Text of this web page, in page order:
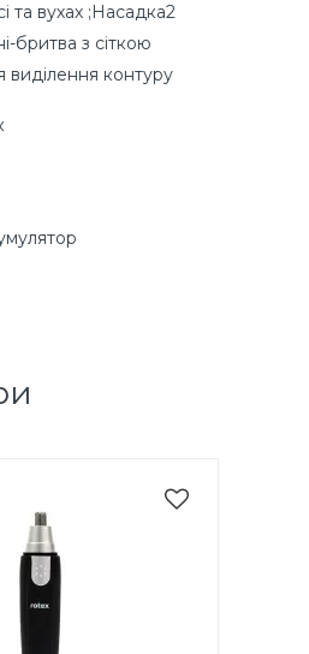
та вухах ;Насадка2
бритва з сіткою
виділення контуру